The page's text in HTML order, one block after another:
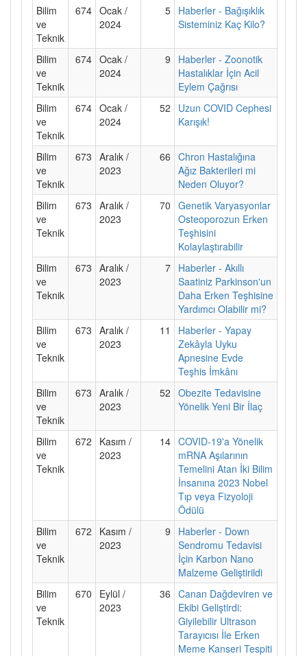
Bilim
ve
Teknik
674 Ocak /
2024
5 Haberler - Bağışıklık
Sisteminiz Kaç Kilo?
Bilim
ve
Teknik
674 Ocak /
2024
9
Haberler - Zoonotik
Hastalıklar İçin Acil
Eylem Çağrısı
Bilim
ve
Teknik
674 Ocak /
2024
52
Uzun COVID Cephesi
Karışık!
Bilim
ve
Teknik
673 Aralık /
2023
66 Chron Hastalığına
Ağız Bakterileri mi
Neden Oluyor?
Bilim
ve
Teknik
673 Aralık /
2023
70 Genetik Varyasyonlar
Osteoporozun Erken
Teşhisini
Kolaylaştırabilir
Bilim
ve
Teknik
673 Aralık /
2023
7 Haberler - Akıllı
Saatiniz Parkinson'un
Daha Erken Teşhisine
Yardımcı Olabilir mi?
Bilim
ve
Teknik
673 Aralık /
2023
11
Haberler - Yapay
Zekâyla Uyku
Apnesine Evde
Teşhis İmkânı
Bilim
ve
Teknik
673 Aralık /
2023
52 Obezite Tedavisine
Yönelik Yeni Bir İlaç
Bilim
ve
Teknik
672
Kasım /
2023
14 COVID-19'a Yönelik
mRNA Aşılarının
Temelini Atan İki Bilim
İnsanına 2023 Nobel
Tıp veya Fizyoloji
Ödülü
Bilim
ve
Teknik
672
Kasım /
2023
9
Haberler - Down
Sendromu Tedavisi
İçin Karbon Nano
Malzeme Geliştirildi
Bilim
ve
Teknik
670
Eylül /
2023
36 Canan Dağdeviren ve
Ekibi Geliştirdi:
Giyilebilir Ultrason
Tarayıcısı İle Erken
Meme Kanseri Tespiti